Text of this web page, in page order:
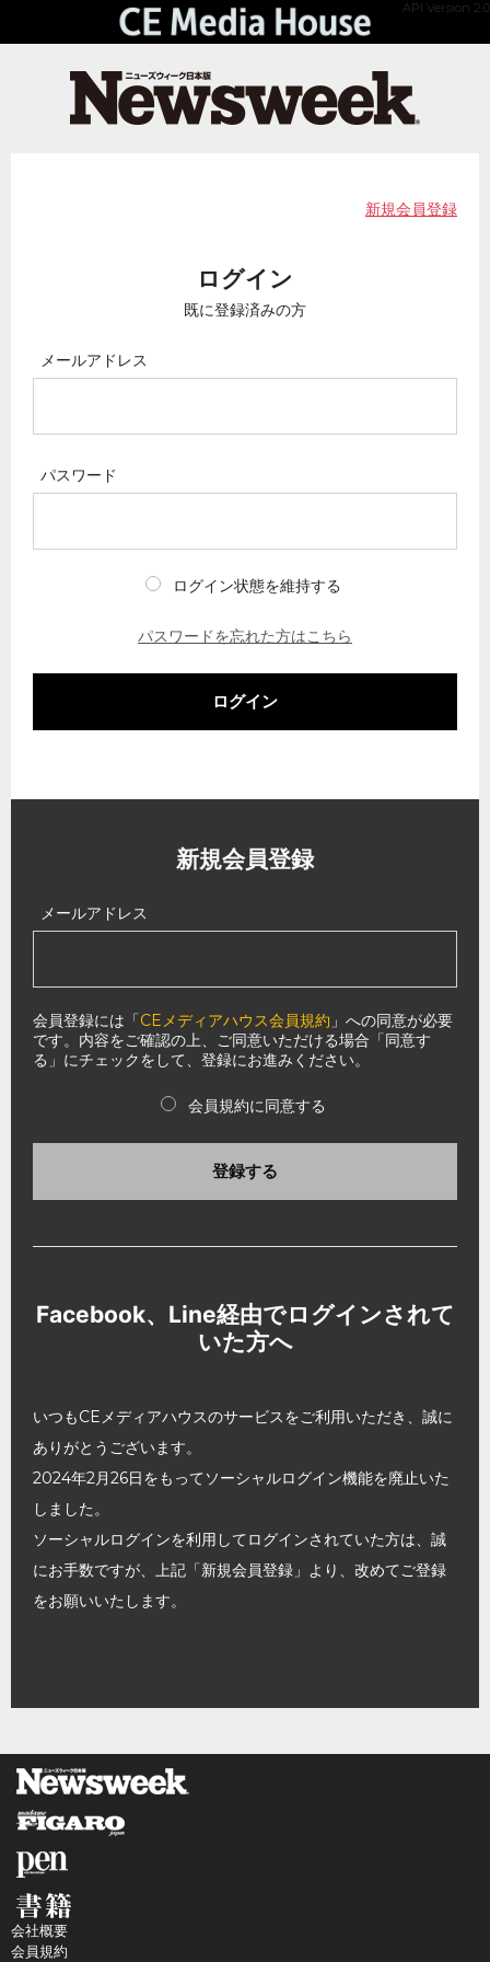
API Version 2.0
新規会員登録
ログイン
既に登録済みの方
メールアドレス
パスワード
ログイン状態を維持する
パスワードを忘れた方はこちら
ログイン
新規会員登録
メールアドレス
会員登録には「CEメディアハウス会員規約 」への同意が必要
です。内容をご確認の上、ご同意いただける場合「同意す
る」にチェックをして、登録にお進みください。
会員規約に同意する
登録する
Facebook、Line経由でログインされて
いた方へ
いつもCEメディアハウスのサービスをご利用いただき、誠に
ありがとうございます。
2024年2月26日をもってソーシャルログイン機能を廃止いた
しました。
ソーシャルログインを利用してログインされていた方は、誠
にお手数ですが、上記「新規会員登録」より、改めてご登録
をお願いいたします。
会社概要
会員規約